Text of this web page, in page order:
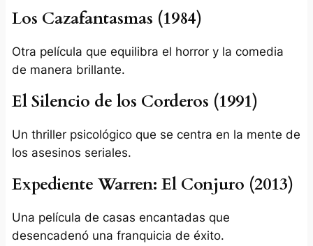
Los Cazafantasmas (1984)
Otra película que equilibra el horror y la comedia
de manera brillante.
El Silencio de los Corderos (1991)
Un thriller psicológico que se centra en la mente de
los asesinos seriales.
Expediente Warren: El Conjuro (2013)
Una película de casas encantadas que
desencadenó una franquicia de éxito.